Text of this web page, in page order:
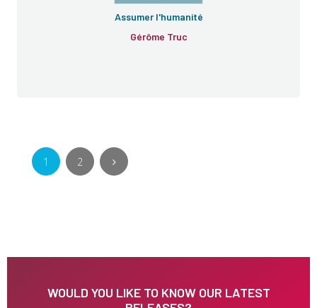
Assumer l'humanité
Gérôme Truc
1 2
WOULD YOU LIKE TO KNOW OUR LATEST